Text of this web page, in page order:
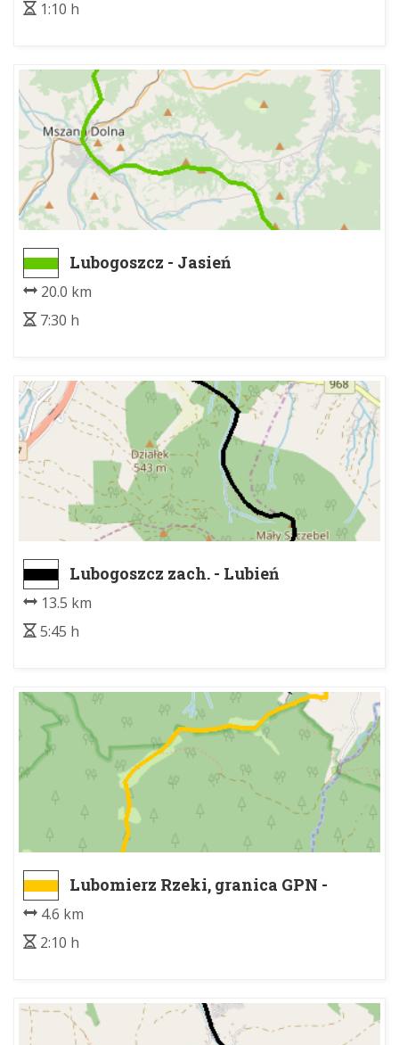
1:10 h
Lubogoszcz - Jasień
20.0 km
7:30 h
Lubogoszcz zach. - Lubień
13.5 km
5:45 h
Lubomierz Rzeki, granica GPN -
4.6 km
2:10 h